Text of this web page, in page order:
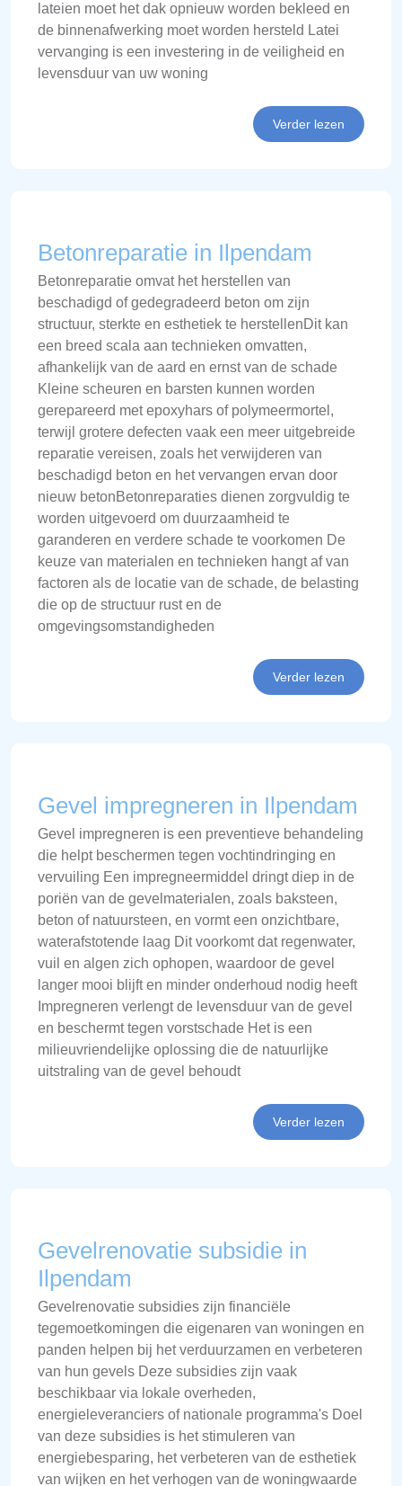
lateien moet het dak opnieuw worden bekleed en
de binnenafwerking moet worden hersteld Latei
vervanging is een investering in de veiligheid en
levensduur van uw woning
Verder lezen
Betonreparatie in Ilpendam
Betonreparatie omvat het herstellen van
beschadigd of gedegradeerd beton om zijn
structuur, sterkte en esthetiek te herstellenDit kan
een breed scala aan technieken omvatten,
afhankelijk van de aard en ernst van de schade
Kleine scheuren en barsten kunnen worden
gerepareerd met epoxyhars of polymeermortel,
terwijl grotere defecten vaak een meer uitgebreide
reparatie vereisen, zoals het verwijderen van
beschadigd beton en het vervangen ervan door
nieuw betonBetonreparaties dienen zorgvuldig te
worden uitgevoerd om duurzaamheid te
garanderen en verdere schade te voorkomen De
keuze van materialen en technieken hangt af van
factoren als de locatie van de schade, de belasting
die op de structuur rust en de
omgevingsomstandigheden
Verder lezen
Gevel impregneren in Ilpendam
Gevel impregneren is een preventieve behandeling
die helpt beschermen tegen vochtindringing en
vervuiling Een impregneermiddel dringt diep in de
poriën van de gevelmaterialen, zoals baksteen,
beton of natuursteen, en vormt een onzichtbare,
waterafstotende laag Dit voorkomt dat regenwater,
vuil en algen zich ophopen, waardoor de gevel
langer mooi blijft en minder onderhoud nodig heeft
Impregneren verlengt de levensduur van de gevel
en beschermt tegen vorstschade Het is een
milieuvriendelijke oplossing die de natuurlijke
uitstraling van de gevel behoudt
Verder lezen
Gevelrenovatie subsidie in
Ilpendam
Gevelrenovatie subsidies zijn financiële
tegemoetkomingen die eigenaren van woningen en
panden helpen bij het verduurzamen en verbeteren
van hun gevels Deze subsidies zijn vaak
beschikbaar via lokale overheden,
energieleveranciers of nationale programma's Doel
van deze subsidies is het stimuleren van
energiebesparing, het verbeteren van de esthetiek
van wijken en het verhogen van de woningwaarde